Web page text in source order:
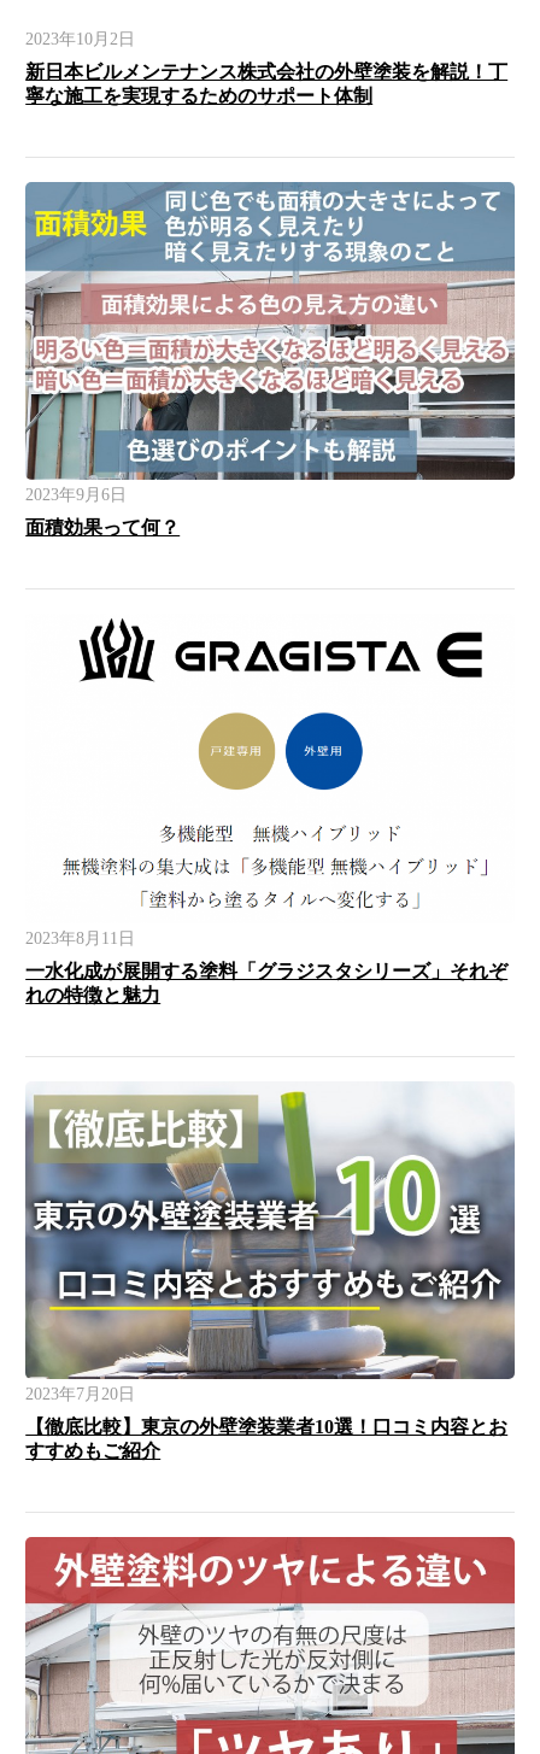
2023年10月2日
新日本ビルメンテナンス株式会社の外壁塗装を解説！丁
寧な施工を実現するためのサポート体制
2023年9月6日
面積効果って何？
2023年8月11日
一水化成が展開する塗料「グラジスタシリーズ」それぞ
れの特徴と魅力
2023年7月20日
【徹底比較】東京の外壁塗装業者10選！口コミ内容とお
すすめもご紹介